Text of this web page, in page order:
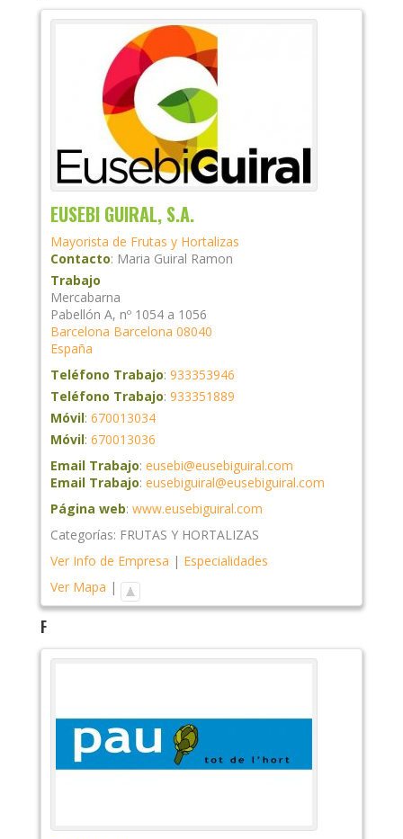
EUSEBI GUIRAL, S.A.
Mayorista de Frutas y Hortalizas
Contacto: Maria Guiral Ramon
Trabajo
Mercabarna
Pabellón A, nº 1054 a 1056
Barcelona Barcelona 08040
España
Teléfono Trabajo: 933353946
Teléfono Trabajo: 933351889
Móvil: 670013034
Móvil: 670013036
Email Trabajo: eusebi@eusebiguiral.com
Email Trabajo: eusebiguiral@eusebiguiral.com
Página web: www.eusebiguiral.com
Categorías: FRUTAS Y HORTALIZAS
Ver Info de Empresa | Especialidades
Ver Mapa |
F